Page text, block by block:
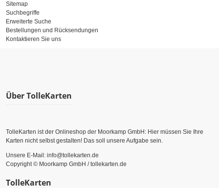
Sitemap
Suchbegriffe
Erweiterte Suche
Bestellungen und Rücksendungen
Kontaktieren Sie uns
Über TolleKarten
TolleKarten ist der Onlineshop der Moorkamp GmbH: Hier müssen Sie Ihre
Karten nicht selbst gestalten! Das soll unsere Aufgabe sein.
Unsere E-Mail: info@tollekarten.de
Copyright © Moorkamp GmbH / tollekarten.de
TolleKarten